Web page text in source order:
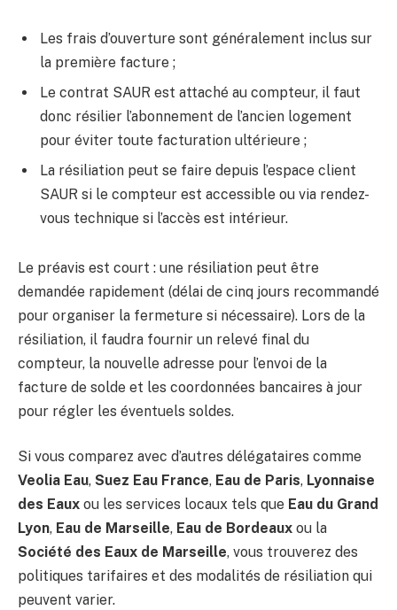
Les frais d’ouverture sont généralement inclus sur
la première facture ;
Le contrat SAUR est attaché au compteur, il faut
donc résilier l’abonnement de l’ancien logement
pour éviter toute facturation ultérieure ;
La résiliation peut se faire depuis l’espace client
SAUR si le compteur est accessible ou via rendez-
vous technique si l’accès est intérieur.
Le préavis est court : une résiliation peut être
demandée rapidement (délai de cinq jours recommandé
pour organiser la fermeture si nécessaire). Lors de la
résiliation, il faudra fournir un relevé final du
compteur, la nouvelle adresse pour l’envoi de la
facture de solde et les coordonnées bancaires à jour
pour régler les éventuels soldes.
Si vous comparez avec d’autres délégataires comme
Veolia Eau, Suez Eau France, Eau de Paris, Lyonnaise
des Eaux ou les services locaux tels que Eau du Grand
Lyon, Eau de Marseille, Eau de Bordeaux ou la
Société des Eaux de Marseille, vous trouverez des
politiques tarifaires et des modalités de résiliation qui
peuvent varier.